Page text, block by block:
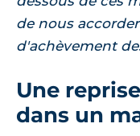
de nous
d'achèvement
Une
dans un